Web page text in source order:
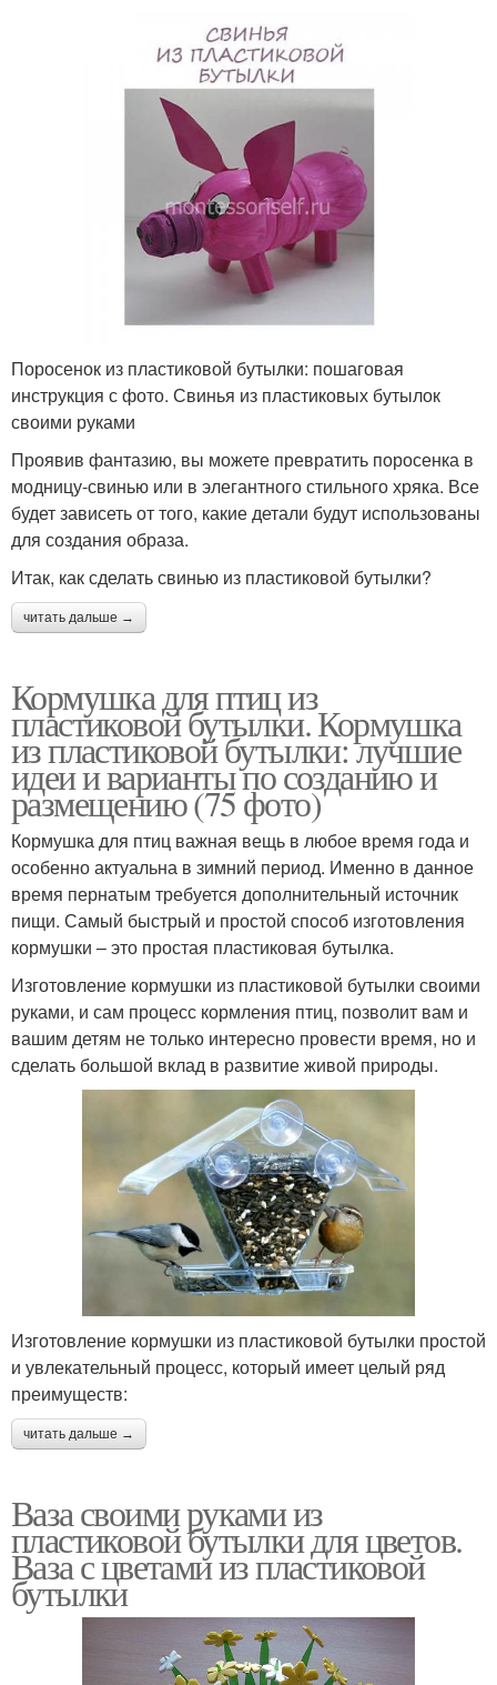
Поросенок из пластиковой бутылки: пошаговая
инструкция с фото. Свинья из пластиковых бутылок
своими руками
Проявив фантазию, вы можете превратить поросенка в
модницу-свинью или в элегантного стильного хряка. Все
будет зависеть от того, какие детали будут использованы
для создания образа.
Итак, как сделать свинью из пластиковой бутылки?
читать дальше →
Кормушка для птиц из
пластиковой бутылки. Кормушка
из пластиковой бутылки: лучшие
идеи и варианты по созданию и
размещению (75 фото)
Кормушка для птиц важная вещь в любое время года и
особенно актуальна в зимний период. Именно в данное
время пернатым требуется дополнительный источник
пищи. Самый быстрый и простой способ изготовления
кормушки – это простая пластиковая бутылка.
Изготовление кормушки из пластиковой бутылки своими
руками, и сам процесс кормления птиц, позволит вам и
вашим детям не только интересно провести время, но и
сделать большой вклад в развитие живой природы.
Изготовление кормушки из пластиковой бутылки простой
и увлекательный процесс, который имеет целый ряд
преимуществ:
читать дальше →
Ваза своими руками из
пластиковой бутылки для цветов.
Ваза с цветами из пластиковой
бутылки